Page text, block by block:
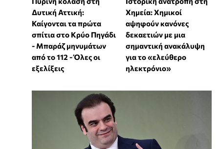
Δυτική Αττική:
Καίγονται τα πρώτα
σπίτια στο Κρύο Πηγάδι
- Μπαράζ μηνυμάτων
από το 112 - Όλες οι
εξελίξεις
Χημεία: Χημικοί
αψηφούν κανόνες
δεκαετιών με μια
σημαντική ανακάλυψη
για το «ελεύθερο
ηλεκτρόνιο»